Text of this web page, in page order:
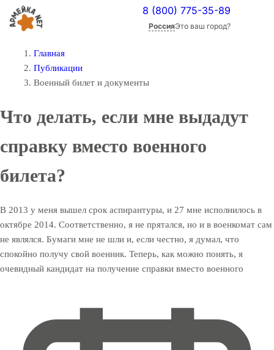
8 (800) 775-35-89
РоссияЭто ваш город?
Главная
Публикации
Военный билет и документы
Что делать, если мне выдадут
справку вместо военного
билета?
В 2013 у меня вышел срок аспирантуры, и 27 мне исполнилось в
октябре 2014. Соответственно, я не прятался, но и в военкомат сам
не являлся. Бумаги мне не шли и, если честно, я думал, что
спокойно получу свой военник. Теперь, как можно понять, я
очевидный кандидат на получение справки вместо военного